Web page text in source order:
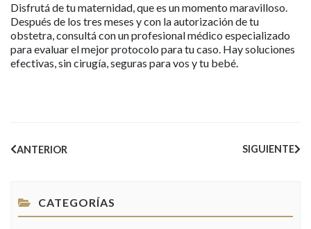
CATEGORÍAS
Disfrutá de tu maternidad, que es un momento maravilloso.
Después de los tres meses y con la autorización de tu
obstetra, consultá con un profesional médico especializado
para evaluar el mejor protocolo para tu caso. Hay soluciones
efectivas, sin cirugía, seguras para vos y tu bebé.
ANTERIOR SIGUIENTE